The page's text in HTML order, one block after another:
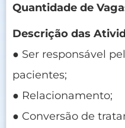
Quantidade de
Descrição das
● Ser responsável
pacientes;
● Relacionamento;
● Conversão de